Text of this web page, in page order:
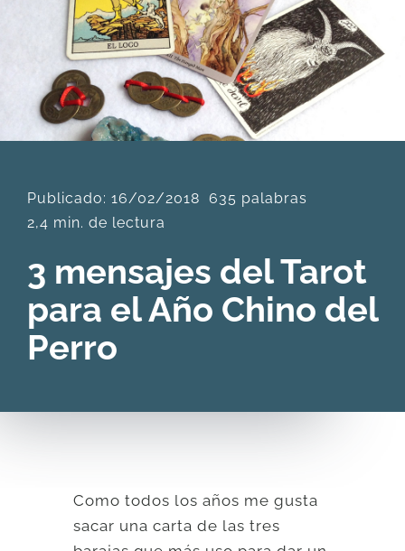
CLASES
DESCARGAS
PRODUCTOS
ARTÍCULOS
CONTACTO
Publicado: 16/02/2018 635 palabras
2,4 min. de lectura
3 mensajes del Tarot
para el Año Chino del
Perro
Como todos los años me gusta
sacar una carta de las tres